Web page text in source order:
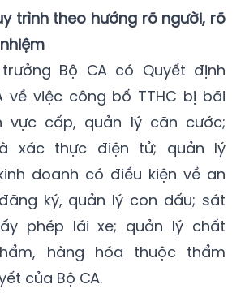
trình theo hướng rõ người, rõ
Bộ CA có Quyết định
về việc công bố TTHC bị bãi
vực cấp, quản lý căn cước;
xác thực điện tử; quản lý
doanh có điều kiện về an
ký, quản lý con dấu; sát
phép lái xe; quản lý chất
hàng hóa thuộc thẩm
của Bộ CA.